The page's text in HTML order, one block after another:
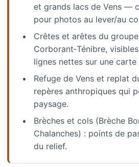
et grands lacs de Vens —
pour photos au lever/au
Crêtes et arêtes du groupe
Corborant‑Ténibre,
lignes nettes sur une carte
Refuge de Vens et replat
repères anthropiques qui
paysage.
Brèches et cols (Brèche
Chalanches) : points de
du relief.